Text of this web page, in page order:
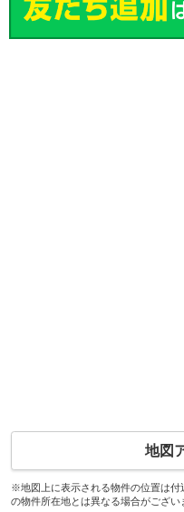
地図
※地図上に表示される物件の位置は付
の物件所在地とは異なる場合がござい